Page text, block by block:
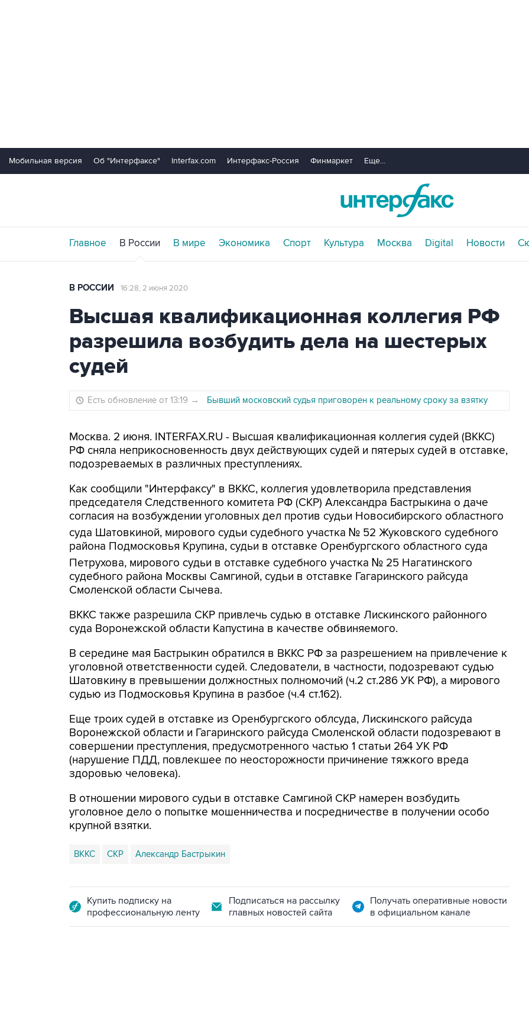
Мобильная версия Об "Интерфаксе" Interfax.com Интерфакс-Россия Финмаркет Еще...
Главное В России В мире Экономика Спорт Культура Москва Digital Новости
В РОССИИ 16:28, 2 июня 2020
Высшая квалификационная коллегия РФ
разрешила возбудить дела на шестерых
судей
Есть обновление от 13:19 → Бывший московский судья приговорен к реальному сроку за взятку
Москва. 2 июня. INTERFAX.RU - Высшая квалификационная коллегия судей (ВККС)
РФ сняла неприкосновенность двух действующих судей и пятерых судей в отставке,
подозреваемых в различных преступлениях.
Как сообщили "Интерфаксу" в ВККС, коллегия удовлетворила представления
председателя Следственного комитета РФ (СКР) Александра Бастрыкина о даче
согласия на возбуждении уголовных дел против судьи Новосибирского областного
суда Шатовкиной, мирового судьи судебного участка № 52 Жуковского судебного
района Подмосковья Крупина, судьи в отставке Оренбургского областного суда
Петрухова, мирового судьи в отставке судебного участка № 25 Нагатинского
судебного района Москвы Самгиной, судьи в отставке Гагаринского райсуда
Смоленской области Сычева.
ВККС также разрешила СКР привлечь судью в отставке Лискинского районного
суда Воронежской области Капустина в качестве обвиняемого.
В середине мая Бастрыкин обратился в ВККС РФ за разрешением на привлечение к
уголовной ответственности судей. Следователи, в частности, подозревают судью
Шатовкину в превышении должностных полномочий (ч.2 ст.286 УК РФ), а мирового
судью из Подмосковья Крупина в разбое (ч.4 ст.162).
Еще троих судей в отставке из Оренбургского облсуда, Лискинского райсуда
Воронежской области и Гагаринского райсуда Смоленской области подозревают в
совершении преступления, предусмотренного частью 1 статьи 264 УК РФ
(нарушение ПДД, повлекшее по неосторожности причинение тяжкого вреда
здоровью человека).
В отношении мирового судьи в отставке Самгиной СКР намерен возбудить
уголовное дело о попытке мошенничества и посредничестве в получении особо
крупной взятки.
ВККС СКР Александр Бастрыкин
Купить подписку на
профессиональную ленту
Подписаться на рассылку
главных новостей сайта
Получать оперативные новости
в официальном канале